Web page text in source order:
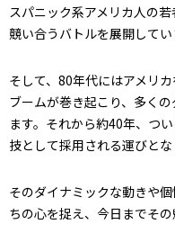
スパニック系アメリカ人の
競い合うバトルを展開してい
そして、80年代にはアメリ
ブームが巻き起こり、多く
ます。それから約40年、つ
技として採用される運びとな
そのダイナミックな動きや
ちの心を捉え、今日までその